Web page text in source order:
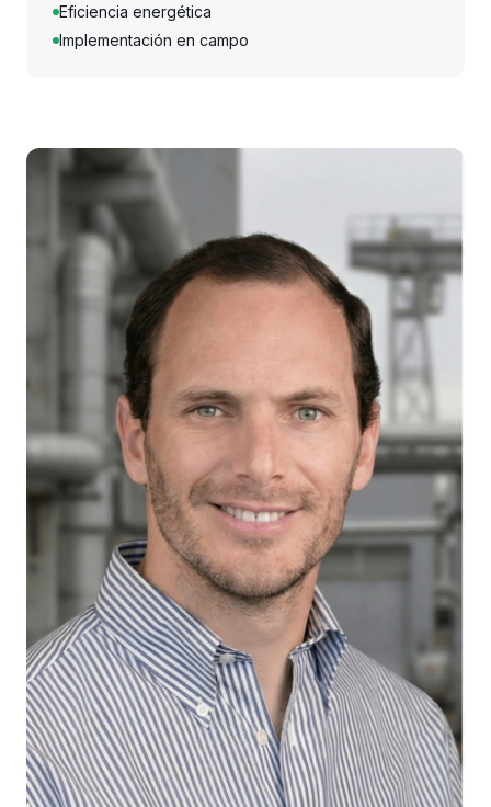
Eficiencia energética
Implementación en campo